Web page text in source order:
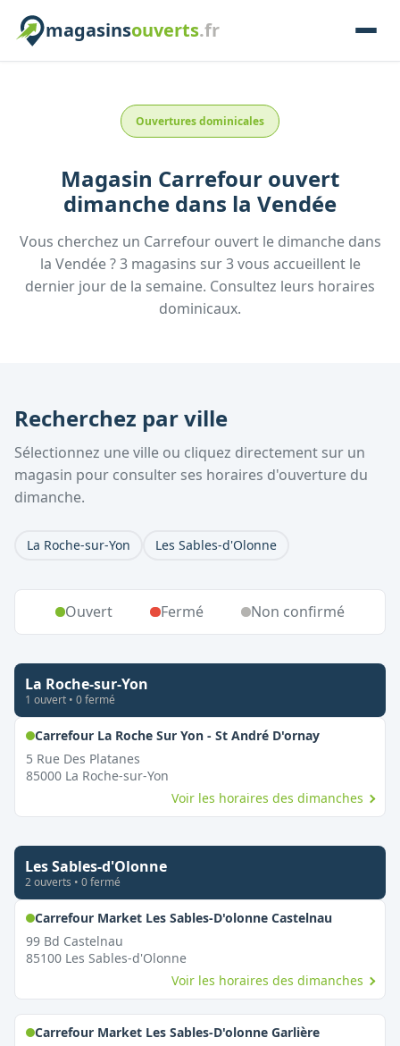
magasinsouverts.fr
Ouvertures dominicales
Magasin Carrefour ouvert
dimanche dans la Vendée
Vous cherchez un Carrefourouvert le dimanche dans
la Vendée?3 magasins sur 3 vous accueillentle
dernier jour de la semaine. Consultez leurs horaires
dominicaux.
Recherchez par ville
Sélectionnez une ville ou cliquez directement sur un
magasin pour consulter ses horaires d'ouverture du
dimanche.
La Roche-sur-Yon Les Sables-d'Olonne
Ouvert Fermé Non confirmé
La Roche-sur-Yon
1 ouvert • 0fermé
Carrefour La Roche Sur Yon - St André D'ornay,
5 Rue Des Platanes
85000 La Roche-sur-Yon
Voir les horaires des dimanches
Les Sables-d'Olonne
2ouverts • 0fermé
Carrefour Market Les Sables-D'olonne Castelnau,
99 Bd Castelnau
85100 Les Sables-d'Olonne
Voir les horaires des dimanches
Carrefour Market Les Sables-D'olonne Garlière,